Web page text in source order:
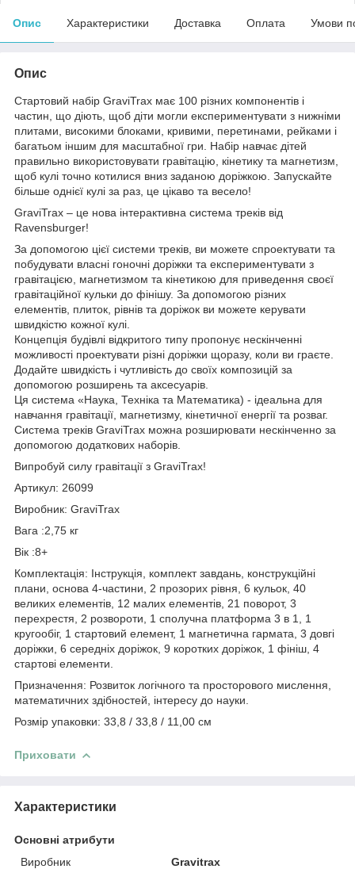
Опис Характеристики Доставка Оплата Умови
Опис
Стартовий набір GraviTrax має 100 різних компонентів і
частин, що діють, щоб діти могли експериментувати з нижніми
плитами, високими блоками, кривими, перетинами, рейками і
багатьом іншим для масштабної гри. Набір навчає дітей
правильно використовувати гравітацію, кінетику та магнетизм,
щоб кулі точно котилися вниз заданою доріжкою. Запускайте
більше однієї кулі за раз, це цікаво та весело!
GraviTrax – це нова інтерактивна система треків від
Ravensburger!
За допомогою цієї системи треків, ви можете спроектувати та
побудувати власні гоночні доріжки та експериментувати з
гравітацією, магнетизмом та кінетикою для приведення своєї
гравітаційної кульки до фінішу. За допомогою різних
елементів, плиток, рівнів та доріжок ви можете керувати
швидкістю кожної кулі.
Концепція будівлі відкритого типу пропонує нескінченні
можливості проектувати різні доріжки щоразу, коли ви граєте.
Додайте швидкість і чутливість до своїх композицій за
допомогою розширень та аксесуарів.
Ця система «Наука, Техніка та Математика) - ідеальна для
навчання гравітації, магнетизму, кінетичної енергії та розваг.
Система треків GraviTrax можна розширювати нескінченно за
допомогою додаткових наборів.
Випробуй силу гравітації з GraviTrax!
Артикул: 26099
Виробник: GraviTrax
Вага :2,75 кг
Вік :8+
Комплектація: Інструкція, комплект завдань, конструкційні
плани, основа 4-частини, 2 прозорих рівня, 6 кульок, 40
великих елементів, 12 малих елементів, 21 поворот, 3
перехрестя, 2 розвороти, 1 сполучна платформа 3 в 1, 1
кругообіг, 1 стартовий елемент, 1 магнетична гармата, 3 довгі
доріжки, 6 середніх доріжок, 9 коротких доріжок, 1 фініш, 4
стартові елементи.
Призначення: Розвиток логічного та просторового мислення,
математичних здібностей, інтересу до науки.
Розмір упаковки: 33,8 / 33,8 / 11,00 см
Приховати
Характеристики
Основні атрибути
Виробник
Gravitrax